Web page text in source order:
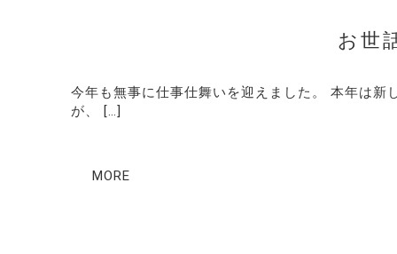
お世
今年も無事に仕事仕舞いを迎えました。 本年は
が、 […]
MORE